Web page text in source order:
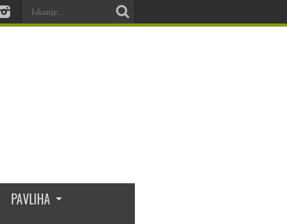
PAVLIHA